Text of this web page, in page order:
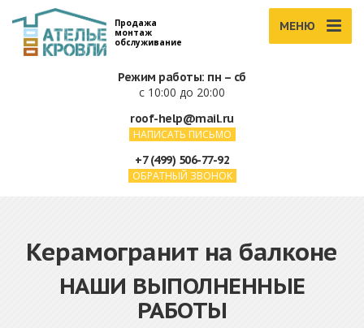
Продажа
монтаж
обслуживание
МЕНЮ
Режим работы: пн – сб
с 10:00 до 20:00
roof-help@mail.ru
НАПИСАТЬ ПИСЬМО
+7 (499) 506-77-92
ОБРАТНЫЙ ЗВОНОК
Керамогранит на балконе
НАШИ ВЫПОЛНЕННЫЕ
РАБОТЫ